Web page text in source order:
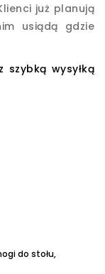
już planują
usiądą gdzie
wysyłką
do stołu,